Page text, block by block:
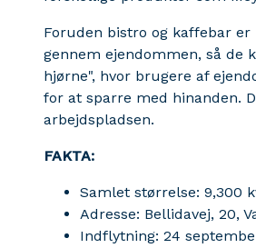
Foruden bistro og kaffebar
gennem ejendommen, så de
hjørne", hvor brugere af
for at sparre med hinanden.
arbejdspladsen.
FAKTA:
Samlet størrelse: 9,300
Adresse: Bellidavej, 20,
Indflytning: 24